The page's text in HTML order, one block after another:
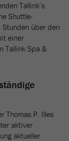
Tallink’s
Shuttle-
über den
einer
Tallink Spa &
Thomas P. Illes
aktiver
aktueller